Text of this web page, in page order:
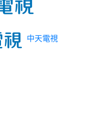
中天電視